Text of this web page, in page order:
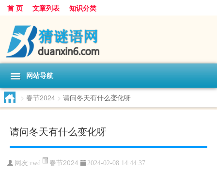
首 页 文章列表 知识分类
网站导航
> 春节2024 > 请问冬天有什么变化呀
请问冬天有什么变化呀
网友:rwd 春节2024 2024-02-08 14:44:37